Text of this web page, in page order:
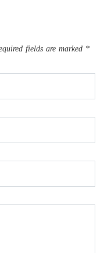
fields are marked *